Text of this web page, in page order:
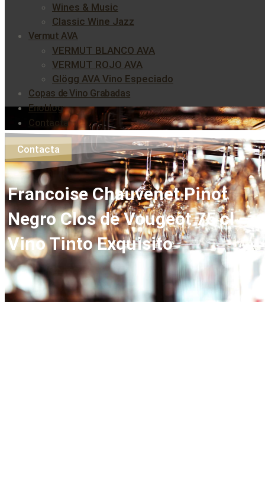
Wines & Music
Classic Wine Jazz
Vermut AVA
VERMUT BLANCO AVA
VERMUT ROJO AVA
Glögg AVA Vino Especiado
Copas de Vino Grabadas
Enoblog
Contacta
Contacta
Francoise Chauvenet Pinot
Negro Clos de Vougeot 75 cl –
Vino Tinto Exquisito